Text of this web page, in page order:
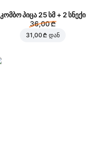
კომბო პიცა 25 სმ + 2 სნექი
36,00 ₾
31,00 ₾ დან